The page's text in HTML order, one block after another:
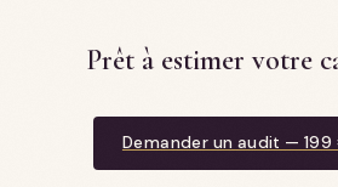
Prêt à estimer votre
Demander un audit — 199